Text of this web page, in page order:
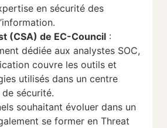
en sécurité des
(CSA) de EC-Council :
dédiée aux analystes SOC,
couvre les outils et
utilisés dans un centre
de sécurité.
souhaitant évoluer dans un
se former en Threat